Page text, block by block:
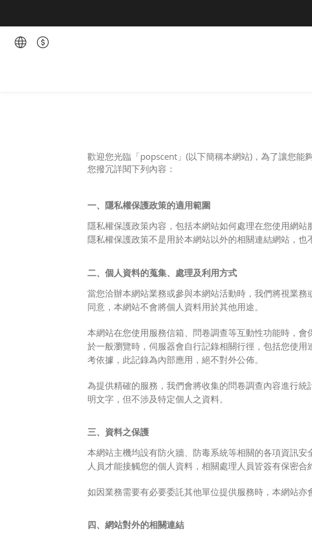
歡迎您光臨「popscent」(以下簡稱本網站)，為了讓您
您撥冗詳閱下列內容：
一、隱私權保護政策的適用範圍
隱私權保護政策內容，包括本網站如何處理在您使用網站
隱私權保護政策不是用於本網站以外的相關連結網站，也
二、個人資料的蒐集、處理及利用方式
當您洽辦本網站業務或參與本網站活動時，我們將視業
同意，本網站不會將個人資料用於其他用途。
本網站在您使用服務信箱、問卷調查等互動性功能時，會
於一般瀏覽時，伺服器會自行記錄相關行徑，包括您使
考依據，此記錄為內部應用，絕不對外公佈。
為提供精確的服務，我們會將收集的問卷調查內容進行
明文字，但不涉及特定個人之資料。
三、資料之保護
本網站主機均設有防火牆、防毒系統等相關的各項資訊
人員才能接觸您的個人資料，相關處理人員皆簽有保密
如因業務需要有必要委託其他單位提供服務時，本網站亦
四、網站對外的相關連結